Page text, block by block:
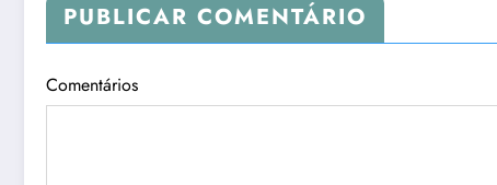
PUBLICAR COMENTÁRIO
Comentários